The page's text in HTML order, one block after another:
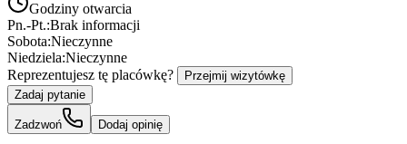
Godziny otwarcia
Pn.-Pt.:Brak informacji
Sobota:Nieczynne
Niedziela:Nieczynne
Reprezentujesz tę placówkę?
Przejmij wizytówkę
Zadaj pytanie
Zadzwoń Dodaj opinię